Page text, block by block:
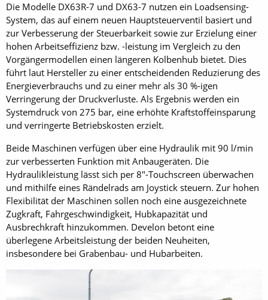
Die Modelle DX63R-7 und DX63-7 nutzen ein Loadsensing-
System, das auf einem neuen Hauptsteuerventil basiert und
zur Verbesserung der Steuerbarkeit sowie zur Erzielung einer
hohen Arbeitseffizienz bzw. -leistung im Vergleich zu den
Vorgängermodellen einen längeren Kolbenhub bietet. Dies
führt laut Hersteller zu einer entscheidenden Reduzierung des
Energieverbrauchs und zu einer mehr als 30 %-igen
Verringerung der Druckverluste. Als Ergebnis werden ein
Systemdruck von 275 bar, eine erhöhte Kraftstoffeinsparung
und verringerte Betriebskosten erzielt.
Beide Maschinen verfügen über eine Hydraulik mit 90 l/min
zur verbesserten Funktion mit Anbaugeräten. Die
Hydraulikleistung lässt sich per 8″-Touchscreen überwachen
und mithilfe eines Rändelrads am Joystick steuern. Zur hohen
Flexibilität der Maschinen sollen noch eine ausgezeichnete
Zugkraft, Fahrgeschwindigkeit, Hubkapazität und
Ausbrechkraft hinzukommen. Develon betont eine
überlegene Arbeitsleistung der beiden Neuheiten,
insbesondere bei Grabenbau- und Hubarbeiten.